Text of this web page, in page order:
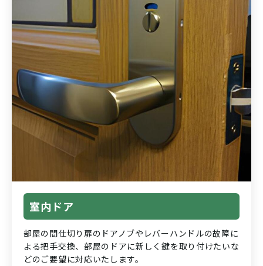
室内ドア
部屋の間仕切り扉のドアノブやレバーハンドルの故障に
よる把手交換、部屋のドアに新しく鍵を取り付けたいな
どのご要望に対応いたします。